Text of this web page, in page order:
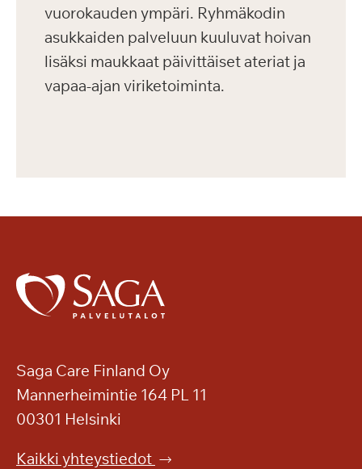
vuorokauden ympäri. Ryhmäkodin
asukkaiden palveluun kuuluvat hoivan
lisäksi maukkaat päivittäiset ateriat ja
vapaa-ajan viriketoiminta.
Saga Care Finland Oy
Mannerheimintie 164 PL 11
00301 Helsinki
Kaikki yhteystiedot